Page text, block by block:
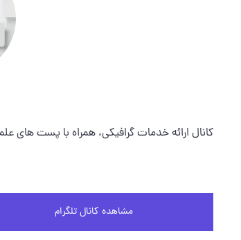
کانال ارائه خدمات گرافيکي، همراه با پست هاي
مشاهده کانال تلگرام